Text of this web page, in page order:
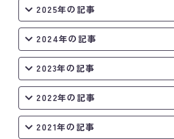
2025年の記事
2024年の記事
2023年の記事
2022年の記事
2021年の記事